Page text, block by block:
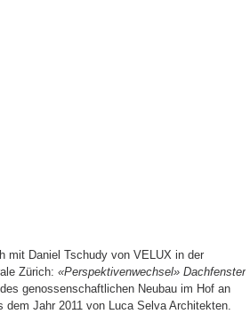
mit Daniel Tschudy von VELUX in der
Zürich: «Perspektivenwechsel» Dachfenster
genossenschaftlichen Neubau im Hof an
dem Jahr 2011 von Luca Selva Architekten.